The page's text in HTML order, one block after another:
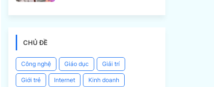
CHỦ ĐỀ
Công nghệ Giáo dục Giải trí
Giới trẻ Internet Kinh doanh